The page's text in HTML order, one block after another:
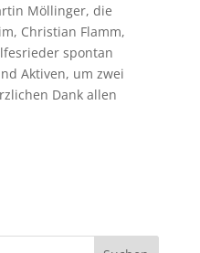
Möllinger, die
Christian Flamm,
spontan
Aktiven, um zwei
Dank allen